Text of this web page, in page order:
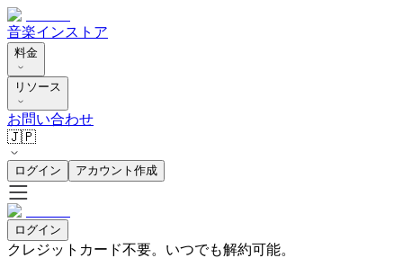
音楽インストア
料金
リソース
お問い合わせ
🇯🇵
ログイン アカウント作成
ログイン
クレジットカード不要。いつでも解約可能。